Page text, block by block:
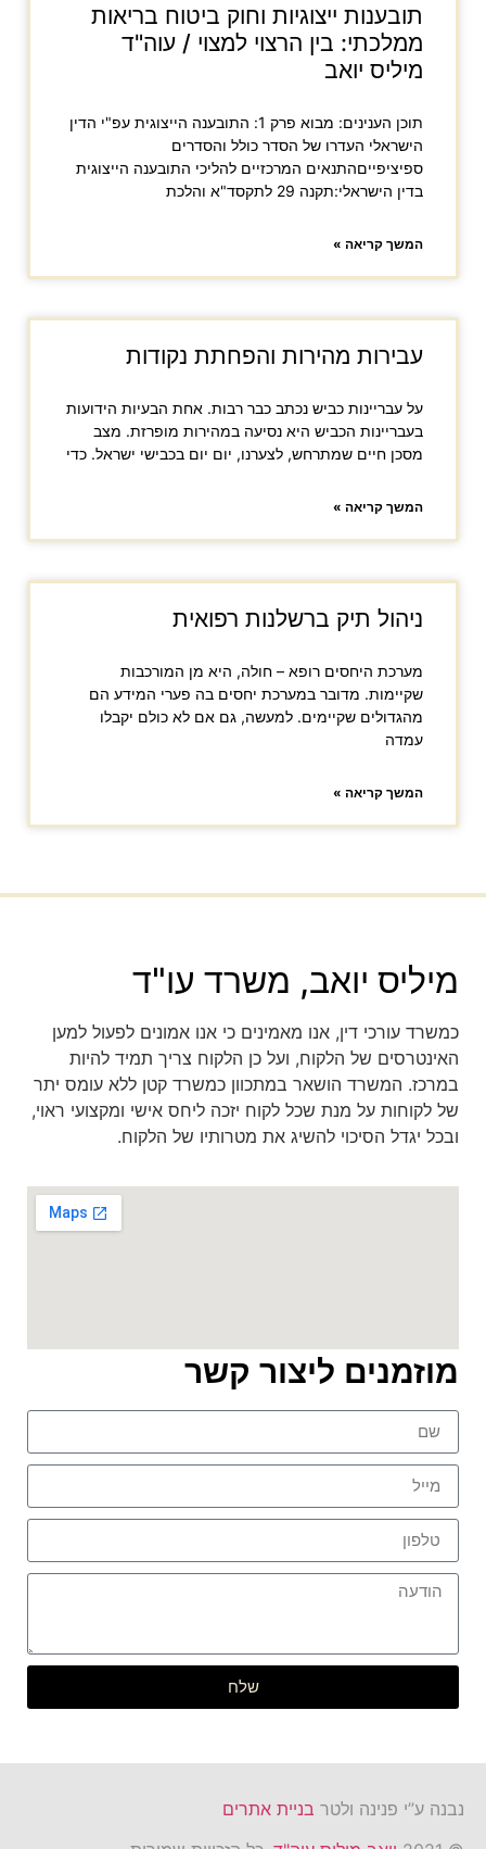
תובענות ייצוגיות וחוק ביטוח בריאות
ממלכתי: בין הרצוי למצוי / עוה"ד
מיליס יואב
תוכן הענינים: מבוא פרק 1: התובענה הייצוגית עפ"י הדין
הישראלי העדרו של הסדר כולל והסדרים
ספיציפייםהתנאים המרכזיים להליכי התובענה הייצוגית
בדין הישראלי:תקנה 29 לתקסד"א והלכת
המשך קריאה »
עבירות מהירות והפחתת נקודות
על עבריינות כביש נכתב כבר רבות. אחת הבעיות הידועות
בעבריינות הכביש היא נסיעה במהירות מופרזת. מצב
מסכן חיים שמתרחש, לצערנו, יום יום בכבישי ישראל. כדי
המשך קריאה »
ניהול תיק ברשלנות רפואית
מערכת היחסים רופא – חולה, היא מן המורכבות
שקיימות. מדובר במערכת יחסים בה פערי המידע הם
מהגדולים שקיימים. למעשה, גם אם לא כולם יקבלו
עמדה
המשך קריאה »
מיליס יואב, משרד עו"ד
כמשרד עורכי דין, אנו מאמינים כי אנו אמונים לפעול למען
האינטרסים של הלקוח, ועל כן הלקוח צריך תמיד להיות
במרכז. המשרד הושאר במתכוון כמשרד קטן ללא עומס יתר
של לקוחות על מנת שכל לקוח יזכה ליחס אישי ומקצועי ראוי,
ובכל יגדל הסיכוי להשיג את מטרותיו של הלקוח.
מוזמנים ליצור קשר
שלח
נבנה ע”י פנינה ולטרבניית אתרים